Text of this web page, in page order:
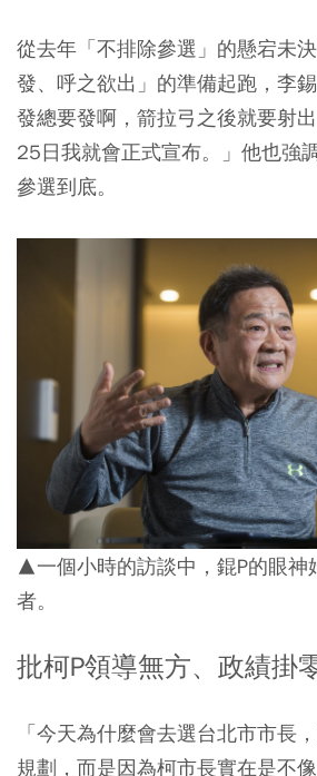
從去年「不排除參選」的懸宕未
發、呼之欲出」的準備起跑，李
發總要發啊，箭拉弓之後就要射
25日我就會正式宣布。」他也強
參選到底。
▲一個小時的訪談中，錕P的眼神
者。
批柯P領導無方、政績掛
「今天為什麼會去選台北市市長
規劃，而是因為柯市長實在是不